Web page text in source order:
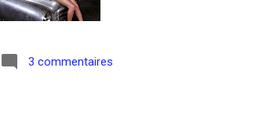
3 commentaires